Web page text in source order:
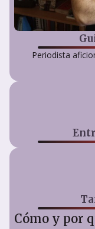
Periodista
Cómo y por